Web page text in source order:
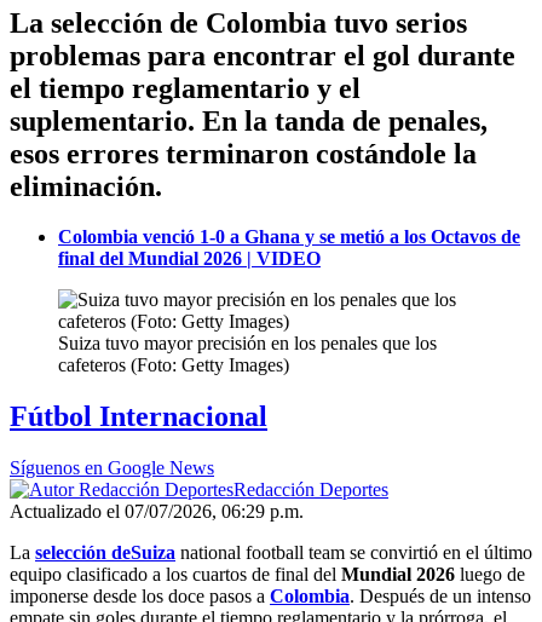
La selección de Colombia tuvo serios
problemas para encontrar el gol durante
el tiempo reglamentario y el
suplementario. En la tanda de penales,
esos errores terminaron costándole la
eliminación.
Colombia venció 1-0 a Ghana y se metió a los Octavos de
final del Mundial 2026 | VIDEO
Suiza tuvo mayor precisión en los penales que los
cafeteros (Foto: Getty Images)
Fútbol Internacional
Síguenos en Google News
Redacción Deportes
Actualizado el 07/07/2026, 06:29 p.m.
La selección deSuiza national football team se convirtió en el último
equipo clasificado a los cuartos de final del Mundial 2026 luego de
imponerse desde los doce pasos a Colombia. Después de un intenso